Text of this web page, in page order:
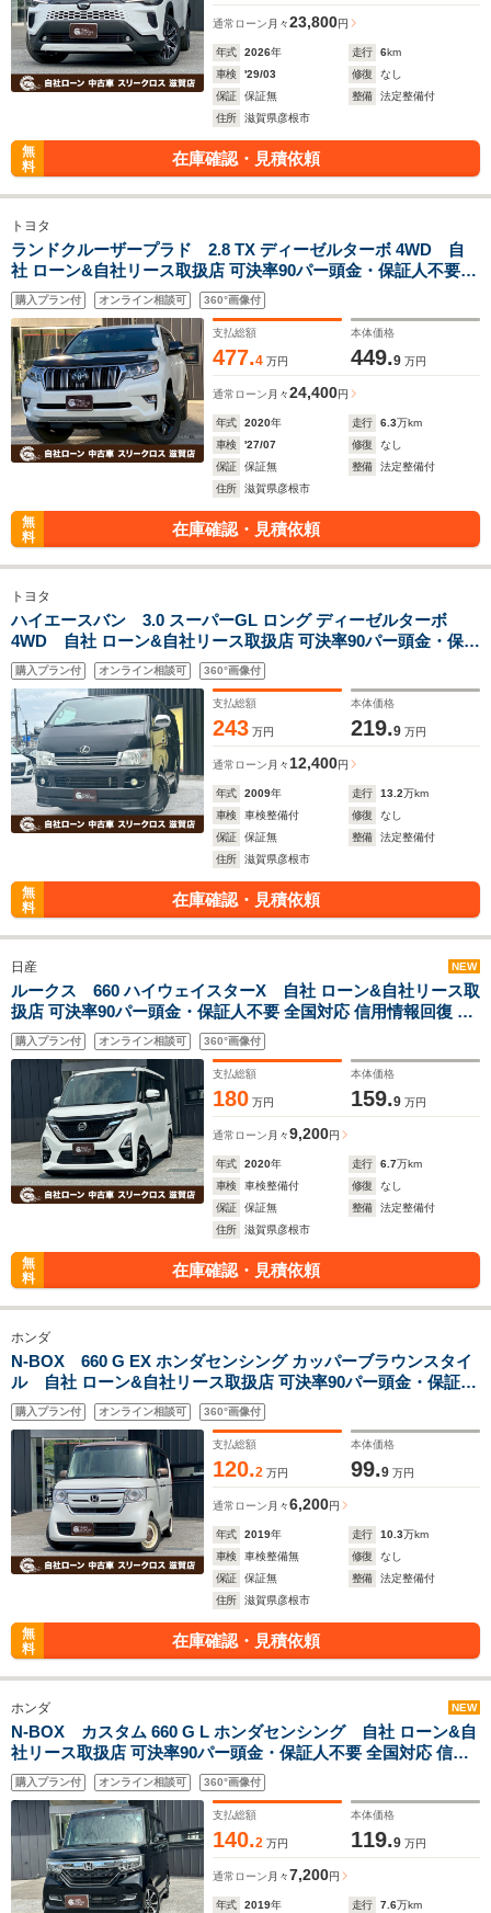
通常ローン 月々23,800円
年式 2026年 走行 6km
車検
'29/03 修復
なし
保証
保証無 整備
法定整備付
住所
滋賀県彦根市
無
料
在庫確認・見積依頼
トヨタ
ランドクルーザープラド 2.8 TX ディーゼルターボ 4WD 自
社 ローン&自社リース取扱店 可決率90パー頭金・保証人不要
全国対応 信用情報回復 新車自社 ローン 高 級車 自社 ローン(残
価設定可) 自営業OK 最大120回払い ローン 相 談 窓口 自社大型
整備工場 仮審査可
購入プラン付 オンライン相談可 360°画像付
支払総額
477.4 万円
本体価格
449.9 万円
通常ローン 月々24,400円
年式 2020年 走行 6.3万km
車検
'27/07 修復
なし
保証
保証無 整備
法定整備付
住所
滋賀県彦根市
無
料
在庫確認・見積依頼
トヨタ
ハイエースバン 3.0 スーパーGL ロング ディーゼルターボ
4WD 自社 ローン&自社リース取扱店 可決率90パー頭金・保証
人不要 全国対応 信用情報回復 新車自社 ローン 高 級車 自社 ロ
ーン(残価設定可) 自営業OK 最大120回払い ローン 相 談 窓口
自社大型整備工場 仮審査可
購入プラン付 オンライン相談可 360°画像付
支払総額
243 万円
本体価格
219.9 万円
通常ローン 月々 12,400円
年式 2009年 走行 13.2万km
車検
車検整備付 修復
なし
保証
保証無 整備
法定整備付
住所
滋賀県彦根市
無
料
在庫確認・見積依頼
日産 NEW
ルークス 660 ハイウェイスターX 自社 ローン&自社リース取
扱店 可決率90パー頭金・保証人不要 全国対応 信用情報回復 新
車自社 ローン 高 級車 自社 ローン(残価設定可) 自営業OK 最大
120回払い ローン 相 談 窓口 自社大型整備工場 仮審査可
購入プラン付 オンライン相談可 360°画像付
支払総額
180 万円
本体価格
159.9 万円
通常ローン 月々9,200円
年式 2020年 走行 6.7万km
車検
車検整備付 修復
なし
保証
保証無 整備
法定整備付
住所
滋賀県彦根市
無
料
在庫確認・見積依頼
ホンダ
N-BOX 660 G EX ホンダセンシング カッパーブラウンスタイ
ル 自社 ローン&自社リース取扱店 可決率90パー頭金・保証人
不要 全国対応 信用情報回復 新車自社 ローン 高 級車 自社 ロー
ン(残価設定可) 自営業OK 最大120回払い ローン 相 談 窓口 自
社大型整備工場 仮審査可
購入プラン付 オンライン相談可 360°画像付
支払総額
120.2 万円
本体価格
99.9 万円
通常ローン 月々6,200円
年式 2019年 走行 10.3万km
車検
車検整備無 修復
なし
保証
保証無 整備
法定整備付
住所
滋賀県彦根市
無
料
在庫確認・見積依頼
ホンダ NEW
N-BOX カスタム 660 G L ホンダセンシング 自社 ローン&自
社リース取扱店 可決率90パー頭金・保証人不要 全国対応 信用
情報回復 新車自社 ローン 高 級車 自社 ローン(残価設定可) 自営
業OK 最大120回払い ローン 相 談 窓口 自社大型整備工場 仮審
査可
購入プラン付 オンライン相談可 360°画像付
支払総額
140.2 万円
本体価格
119.9 万円
通常ローン 月々7,200円
年式 2019年 走行 7.6万km